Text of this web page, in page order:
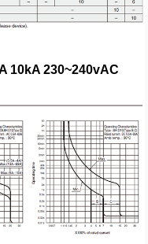
10kA 230~240vAC